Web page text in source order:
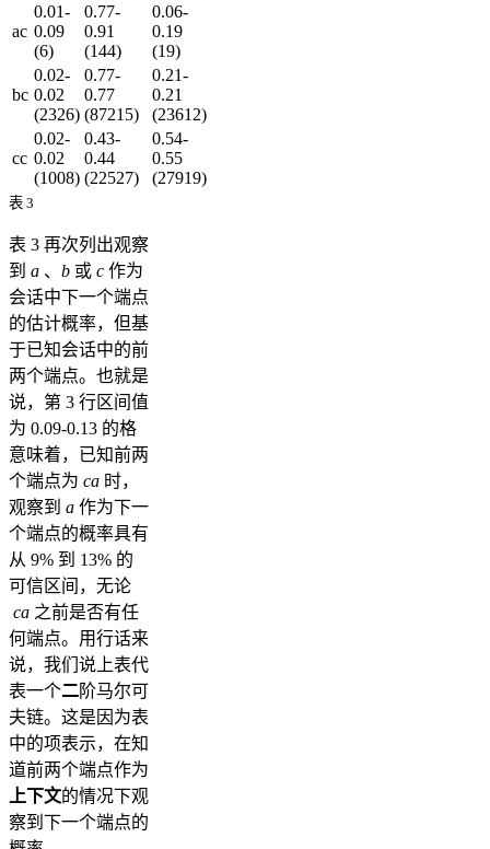
ac
0.01-
0.09
(6)
0.77-
0.91
(144)
0.06-
0.19
(19)
bc
0.02-
0.02
(2326)
0.77-
0.77
(87215)
0.21-
0.21
(23612)
cc
0.02-
0.02
(1008)
0.43-
0.44
(22527)
0.54-
0.55
(27919)
表 3
表 3 再次列出观察
到 a 、 b 或 c 作为
会话中下一个端点
的估计概率，但基
于已知会话中的前
两个端点。也就是
说，第 3 行区间值
为 0.09-0.13 的格
意味着，已知前两
个端点为 ca 时，
观察到 a 作为下一
个端点的概率具有
从 9% 到 13% 的
可信区间，无论
ca 之前是否有任
何端点。用行话来
说，我们说上表代
表一个二阶马尔可
夫链。这是因为表
中的项表示，在知
道前两个端点作为
上下文的情况下观
察到下一个端点的